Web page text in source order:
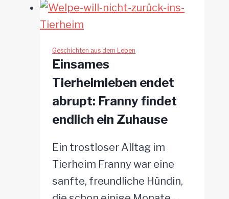
Geschichten aus dem Leben
Einsames
Tierheimleben endet
abrupt: Franny findet
endlich ein Zuhause
Ein trostloser Alltag im
Tierheim Franny war eine
sanfte, freundliche Hündin,